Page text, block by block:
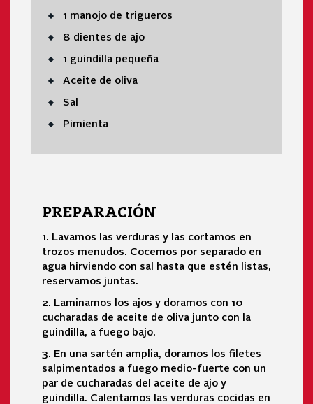
1 manojo de trigueros
8 dientes de ajo
1 guindilla pequeña
Aceite de oliva
Sal
Pimienta
PREPARACIÓN
1. Lavamos las verduras y las cortamos en
trozos menudos. Cocemos por separado en
agua hirviendo con sal hasta que estén listas,
reservamos juntas.
2. Laminamos los ajos y doramos con 10
cucharadas de aceite de oliva junto con la
guindilla, a fuego bajo.
3. En una sartén amplia, doramos los filetes
salpimentados a fuego medio-fuerte con un
par de cucharadas del aceite de ajo y
guindilla. Calentamos las verduras cocidas en